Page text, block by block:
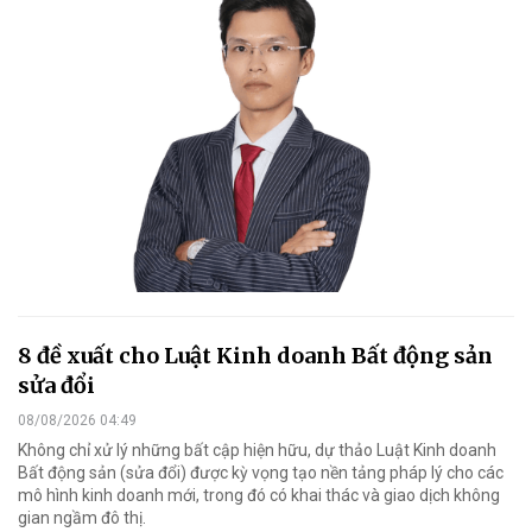
8 đề xuất cho Luật Kinh doanh Bất động sản
sửa đổi
08/08/2026 04:49
Không chỉ xử lý những bất cập hiện hữu, dự thảo Luật Kinh doanh
Bất động sản (sửa đổi) được kỳ vọng tạo nền tảng pháp lý cho các
mô hình kinh doanh mới, trong đó có khai thác và giao dịch không
gian ngầm đô thị.